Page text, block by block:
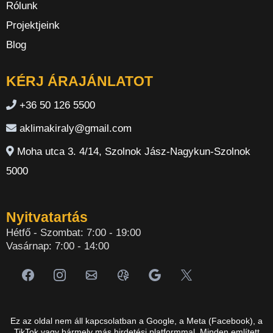
Rólunk
Projektjeink
Blog
KÉRJ ÁRAJÁNLATOT
+36 50 126 5500
aklimakiraly@gmail.com
Moha utca 3. 4/14, Szolnok Jász-Nagykun-Szolnok
5000
Nyitvatartás
Hétfő - Szombat: 7:00 - 19:00
Vasárnap: 7:00 - 14:00
Ez az oldal nem áll kapcsolatban a Google, a Meta (Facebook), a